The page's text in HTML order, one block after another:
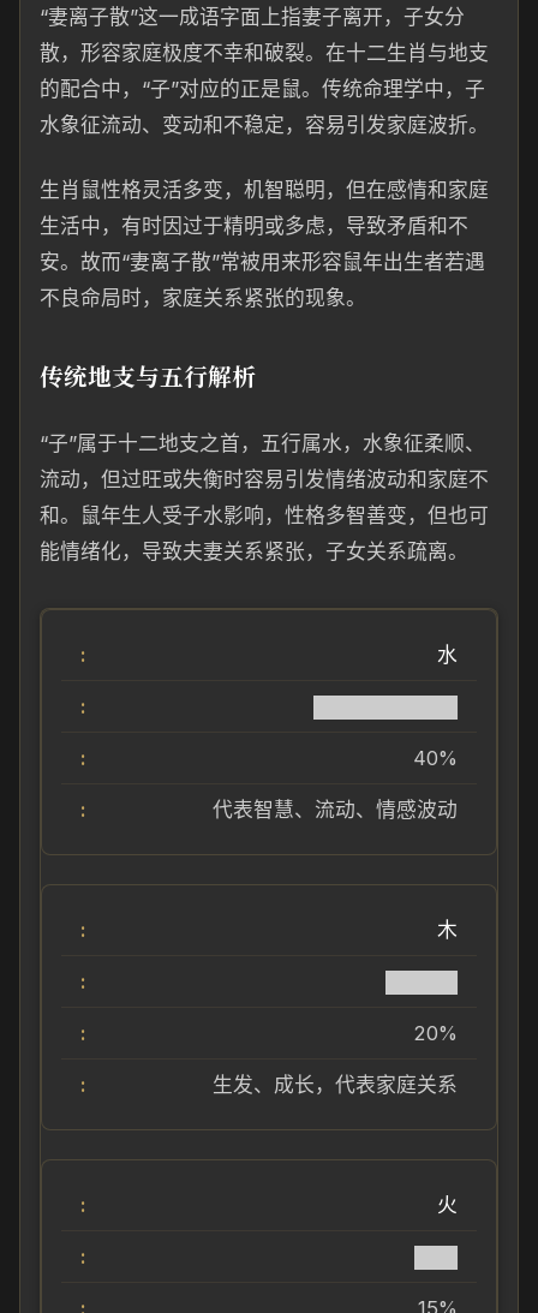
“妻离子散”这一成语字面上指妻子离开，子女分
散，形容家庭极度不幸和破裂。在十二生肖与地支
的配合中，“子”对应的正是鼠。传统命理学中，子
水象征流动、变动和不稳定，容易引发家庭波折。
生肖鼠性格灵活多变，机智聪明，但在感情和家庭
生活中，有时因过于精明或多虑，导致矛盾和不
安。故而“妻离子散”常被用来形容鼠年出生者若遇
不良命局时，家庭关系紧张的现象。
传统地支与五行解析
“子”属于十二地支之首，五行属水，水象征柔顺、
流动，但过旺或失衡时容易引发情绪波动和家庭不
和。鼠年生人受子水影响，性格多智善变，但也可
能情绪化，导致夫妻关系紧张，子女关系疏离。
水
40%
代表智慧、流动、情感波动
木
20%
生发、成长，代表家庭关系
火
15%